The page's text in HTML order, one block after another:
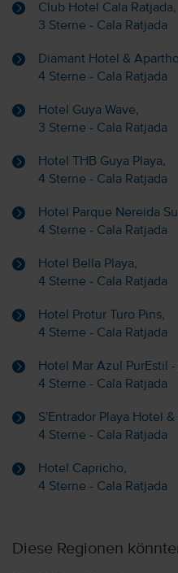
Club Hotel Cala Ratjada,
3 Sterne - Cala Ratjada
Diamant Hotel &
4 Sterne - Cala Ratjada
Hotel Guya Wave,
3 Sterne - Cala Ratjada
Hotel THB Guya Playa,
4 Sterne - Cala Ratjada
Hotel Parque Nereida
4 Sterne - Cala Ratjada
Hotel Bella Playa,
4 Sterne - Cala Ratjada
Hotel Protur Turo Pins,
4 Sterne - Cala Ratjada
Hotel Mar Azul PurEstil
4 Sterne - Cala Ratjada
S'Entrador Playa Hotel &
4 Sterne - Cala Ratjada
Hotel Capricho,
4 Sterne - Cala Ratjada
Diese Regionen